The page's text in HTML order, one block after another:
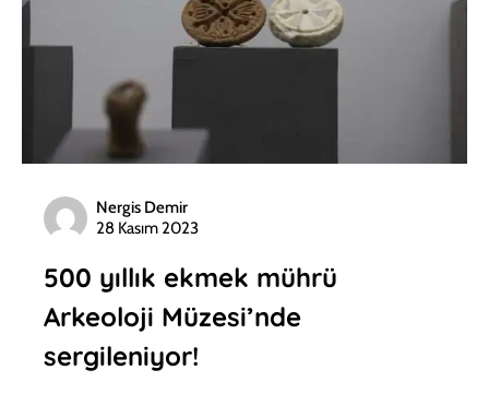
Nergis Demir
28 Kasım 2023
500 yıllık ekmek mührü
Arkeoloji Müzesi’nde
sergileniyor!